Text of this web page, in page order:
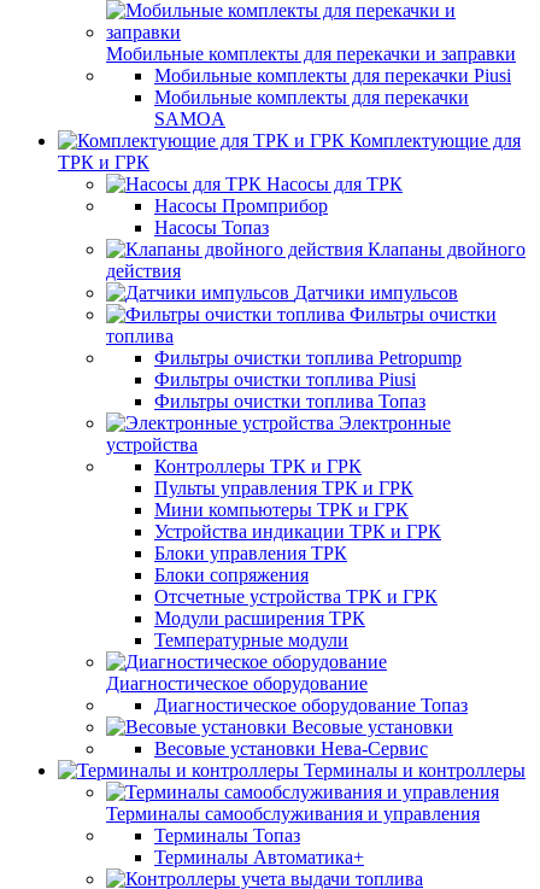
Мобильные комплекты для перекачки и заправки
Мобильные комплекты для перекачки Piusi
Мобильные комплекты для перекачки
SAMOA
Комплектующие для
ТРК и ГРК
Насосы для ТРК
Насосы Промприбор
Насосы Топаз
Клапаны двойного
действия
Датчики импульсов
Фильтры очистки
топлива
Фильтры очистки топлива Petropump
Фильтры очистки топлива Piusi
Фильтры очистки топлива Топаз
Электронные
устройства
Контроллеры ТРК и ГРК
Пульты управления ТРК и ГРК
Мини компьютеры ТРК и ГРК
Устройства индикации ТРК и ГРК
Блоки управления ТРК
Блоки сопряжения
Отсчетные устройства ТРК и ГРК
Модули расширения ТРК
Температурные модули
Диагностическое оборудование
Диагностическое оборудование Топаз
Весовые установки
Весовые установки Нева-Сервис
Терминалы и контроллеры
Терминалы самообслуживания и управления
Терминалы Топаз
Терминалы Автоматика+